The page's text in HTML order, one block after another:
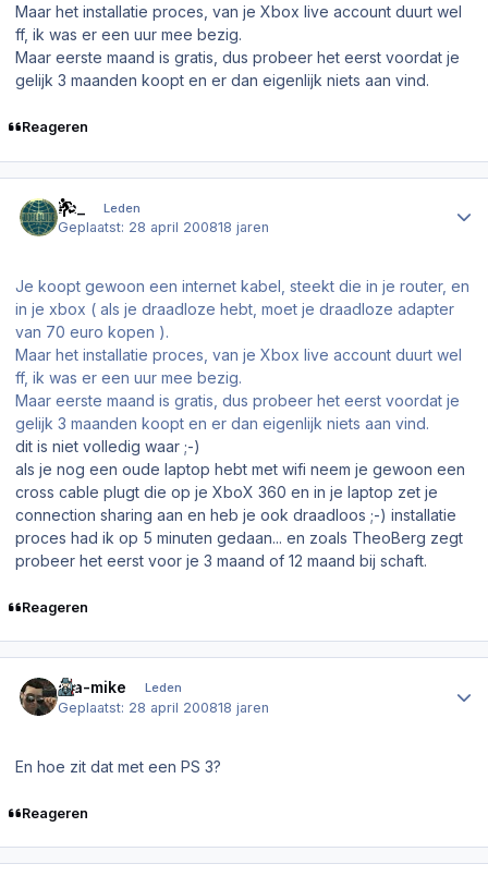
Maar het installatie proces, van je Xbox live account duurt wel
ff, ik was er een uur mee bezig.
Maar eerste maand is gratis, dus probeer het eerst voordat je
gelijk 3 maanden koopt en er dan eigenlijk niets aan vind.
Reageren
bn_ Leden
Geplaatst: 28 april 200818 jaren
Je koopt gewoon een internet kabel, steekt die in je router, en
in je xbox ( als je draadloze hebt, moet je draadloze adapter
van 70 euro kopen ).
Maar het installatie proces, van je Xbox live account duurt wel
ff, ik was er een uur mee bezig.
Maar eerste maand is gratis, dus probeer het eerst voordat je
gelijk 3 maanden koopt en er dan eigenlijk niets aan vind.
dit is niet volledig waar ;-)
als je nog een oude laptop hebt met wifi neem je gewoon een
cross cable plugt die op je XboX 360 en in je laptop zet je
connection sharing aan en heb je ook draadloos ;-) installatie
proces had ik op 5 minuten gedaan... en zoals TheoBerg zegt
probeer het eerst voor je 3 maand of 12 maand bij schaft.
Reageren
gta-mike Leden
Geplaatst: 28 april 200818 jaren
En hoe zit dat met een PS 3?
Reageren